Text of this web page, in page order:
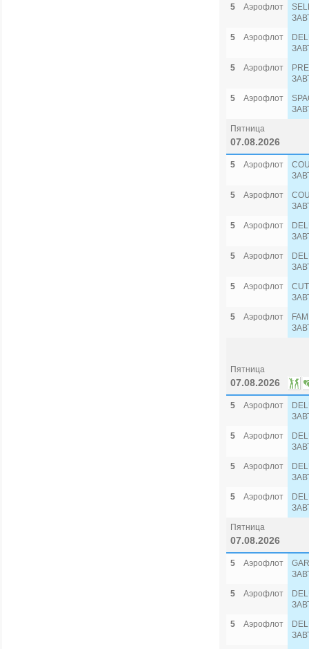
5 Аэрофлот
5
Аэрофлот
5
Аэрофлот
5
Аэрофлот
Пятница
07.08.2026
5 Аэрофлот
5
Аэрофлот
5
Аэрофлот
5
Аэрофлот
5
Аэрофлот
5
Аэрофлот
Пятница
07.08.2026
5 Аэрофлот
5
Аэрофлот
5
Аэрофлот
5
Аэрофлот
Пятница
07.08.2026
5 Аэрофлот
5
Аэрофлот
5
Аэрофлот